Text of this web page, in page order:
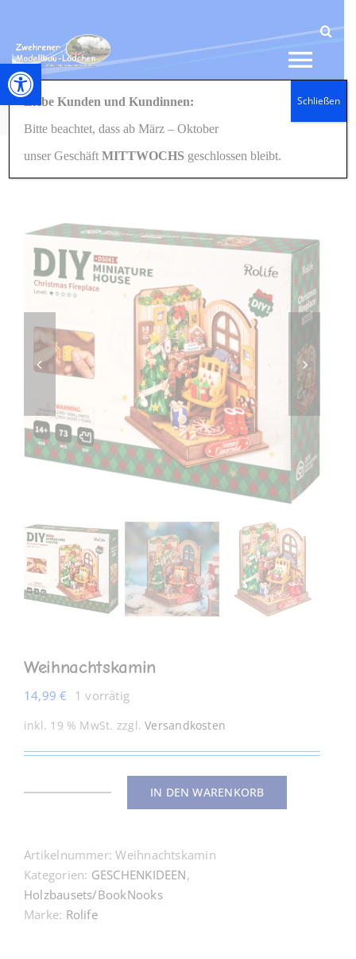
Werkzeugleiste öffnen
springen
HOME
SHOP
GESCHENKIDEEN
KONTAKT
Startseite
GESCHENKIDEEN
Holzbausets/BookNooks
Weihnachtskamin
Weihnachtskamin
14,99€ 1 vorrätig
inkl. 19 % MwSt. zzgl.Versandkosten
Weihnachtskamin
IN DEN WARENKORB
Artikelnummer:Weihnachtskamin
Kategorien: GESCHENKIDEEN,
Holzbausets/BookNooks
Marke: Rolife
Liebe Kunden und Kundinnen:
Bitte beachtet, dass ab März – Oktober
unser GeschäftMITTWOCHS geschlossen bleibt.
Schließen